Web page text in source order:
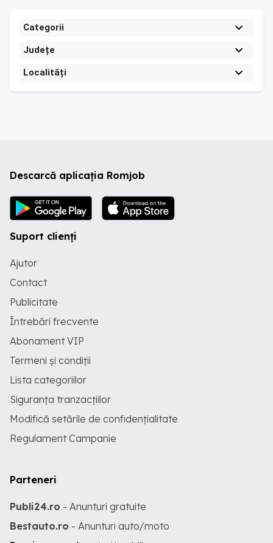
Categorii
Județe
Localități
Descarcă aplicația Romjob
Suport clienți
Ajutor
Contact
Publicitate
Întrebări frecvente
Abonament VIP
Termeni și condiții
Lista categoriilor
Siguranța tranzacțiilor
Modifică setările de confidențialitate
Regulament Campanie
Parteneri
Publi24.ro - Anunturi gratuite
Bestauto.ro - Anunturi auto/moto